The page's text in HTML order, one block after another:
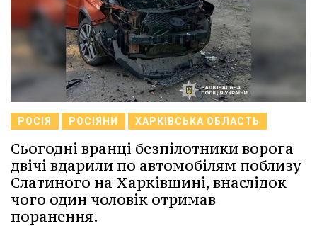
РОСІЯ РОСІЯНИ ХАРКІВСЬКА ОБЛАСТЬ
Сьогодні вранці безпілотники ворога
двічі вдарили по автомобілям поблизу
Слатиного на Харківщині, внаслідок
чого один чоловік отримав
поранення.